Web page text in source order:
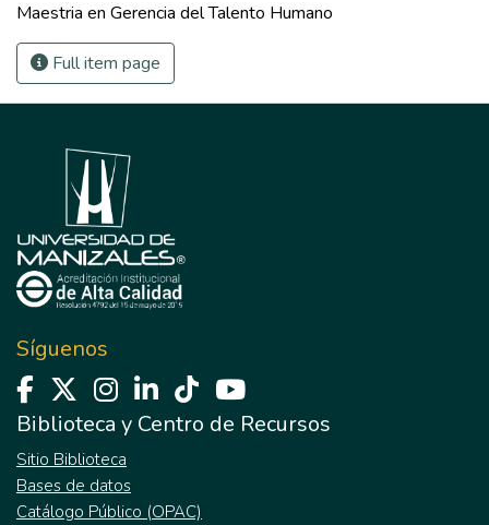
Maestria en Gerencia del Talento Humano
Full item page
Síguenos
Biblioteca y Centro de Recursos
Sitio Biblioteca
Bases de datos
Catálogo Público (OPAC)